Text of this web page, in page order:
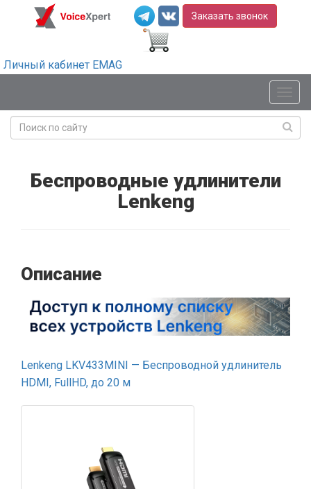
Заказать звонок
Личный кабинет EMAG
Беспроводные удлинители
Lenkeng
Описание
Lenkeng LKV433MINI — Беспроводной удлинитель
HDMI, FullHD, до 20 м